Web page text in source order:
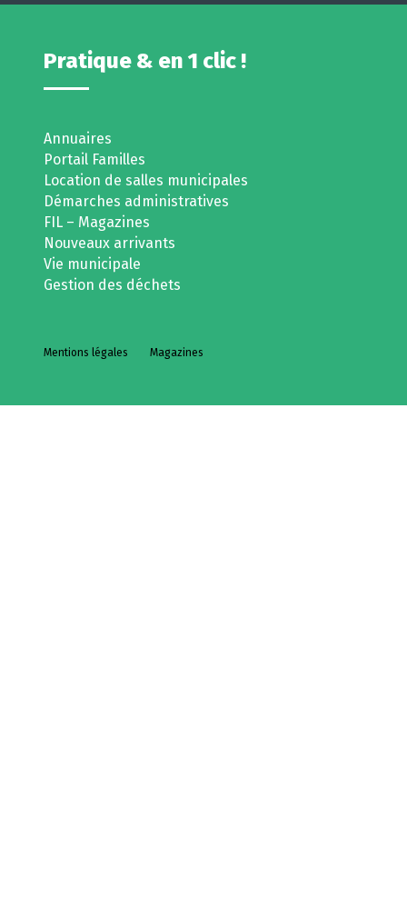
Pratique & en 1 clic !
Annuaires
Portail Familles
Location de salles municipales
Démarches administratives
FIL – Magazines
Nouveaux arrivants
Vie municipale
Gestion des déchets
Mentions légales Magazines